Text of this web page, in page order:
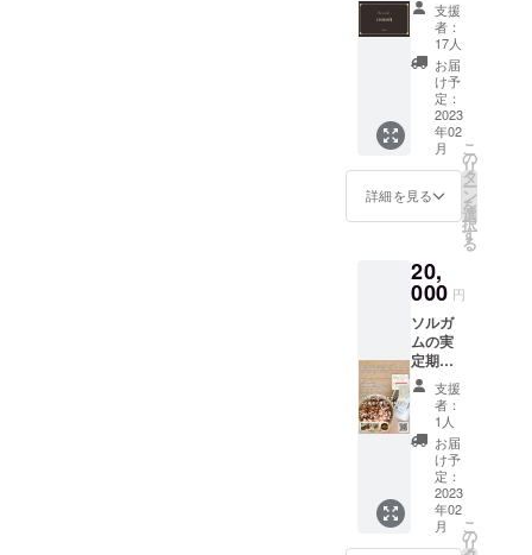
送とな
りま
す。 ※
画像は
イメー
ジとな
りま
す。実
際の返
は内容
が異な
ざいま
すので
ご了承
くださ
い。 ※
原材料
及び添
加物等
の食品
表示は
お届け
商品の
ラベル
に表記
されま
画像は
イメー
ジとな
りま
す。実
際の返
礼品と
は内容
が異な
性がご
ざいま
くださ
い。 ※
原材料
及び添
加物等
の食品
表示は
お届け
商品の
ラベル
に表記
されま
す。
用可能
な商品
券とな
りま
す。 提
供方
法：商
品券は
郵送に
てお届
け先に
宛にお
送りさ
ただき
ます。
※商品券
は1000
円単位
での発
行とな
りま
す。ご
利用条
件は一
回につ
用のア
レル
ギー対
応商品
です。
※同一工
房内で
卵・乳
を使用
してお
麦の使
用、持
込みは
一切ご
ざいま
せん。
冷凍便
でお送
りいた
しま
す。お
客様の
方で食
べたい
時に解
0円分）
新店舗
「縁-
enishi-
」で利
用でき
10000
円分の
クーポ
ンをお
返しさ
ただき
ます。
店内製
造の焼
き菓子
類や、
信州産
ソルガ
ムの素
材
（実、
粉、パ
等）、
AKEBO
支援
者：
17人
お届
け予
定：
2023
年02
月
詳細を見る
こ
の
リ
タ
ー
ン
を
選
択
す
る
20,
000 円
ソルガ
ムの実
定期便
（１年
間）を
お届
け！合
計6kg分
信州産
ソルガ
ムの実
500gを
毎月1日
支援
者：
1人
お届
け予
定：
2023
年02
月
こ
の
リ